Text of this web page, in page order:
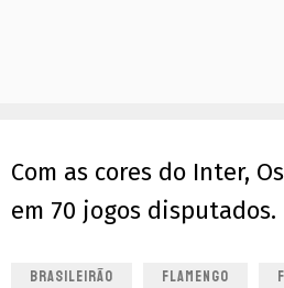
Com as cores do Inter,
em 70 jogos disputados.
BRASILEIRÃO FLAMENGO